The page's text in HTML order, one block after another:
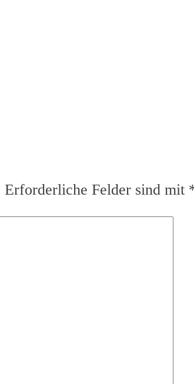
Erforderliche Felder sind mit